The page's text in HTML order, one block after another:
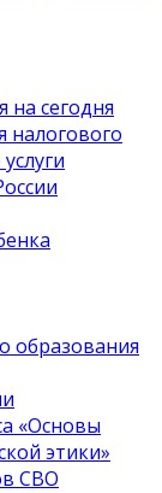
на сегодня
налогового
образования
«Основы
этики»
СВО